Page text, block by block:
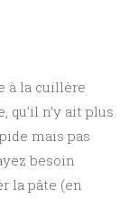
à la cuillère
qu’il n’y ait plus
mais pas
besoin
la pâte (en